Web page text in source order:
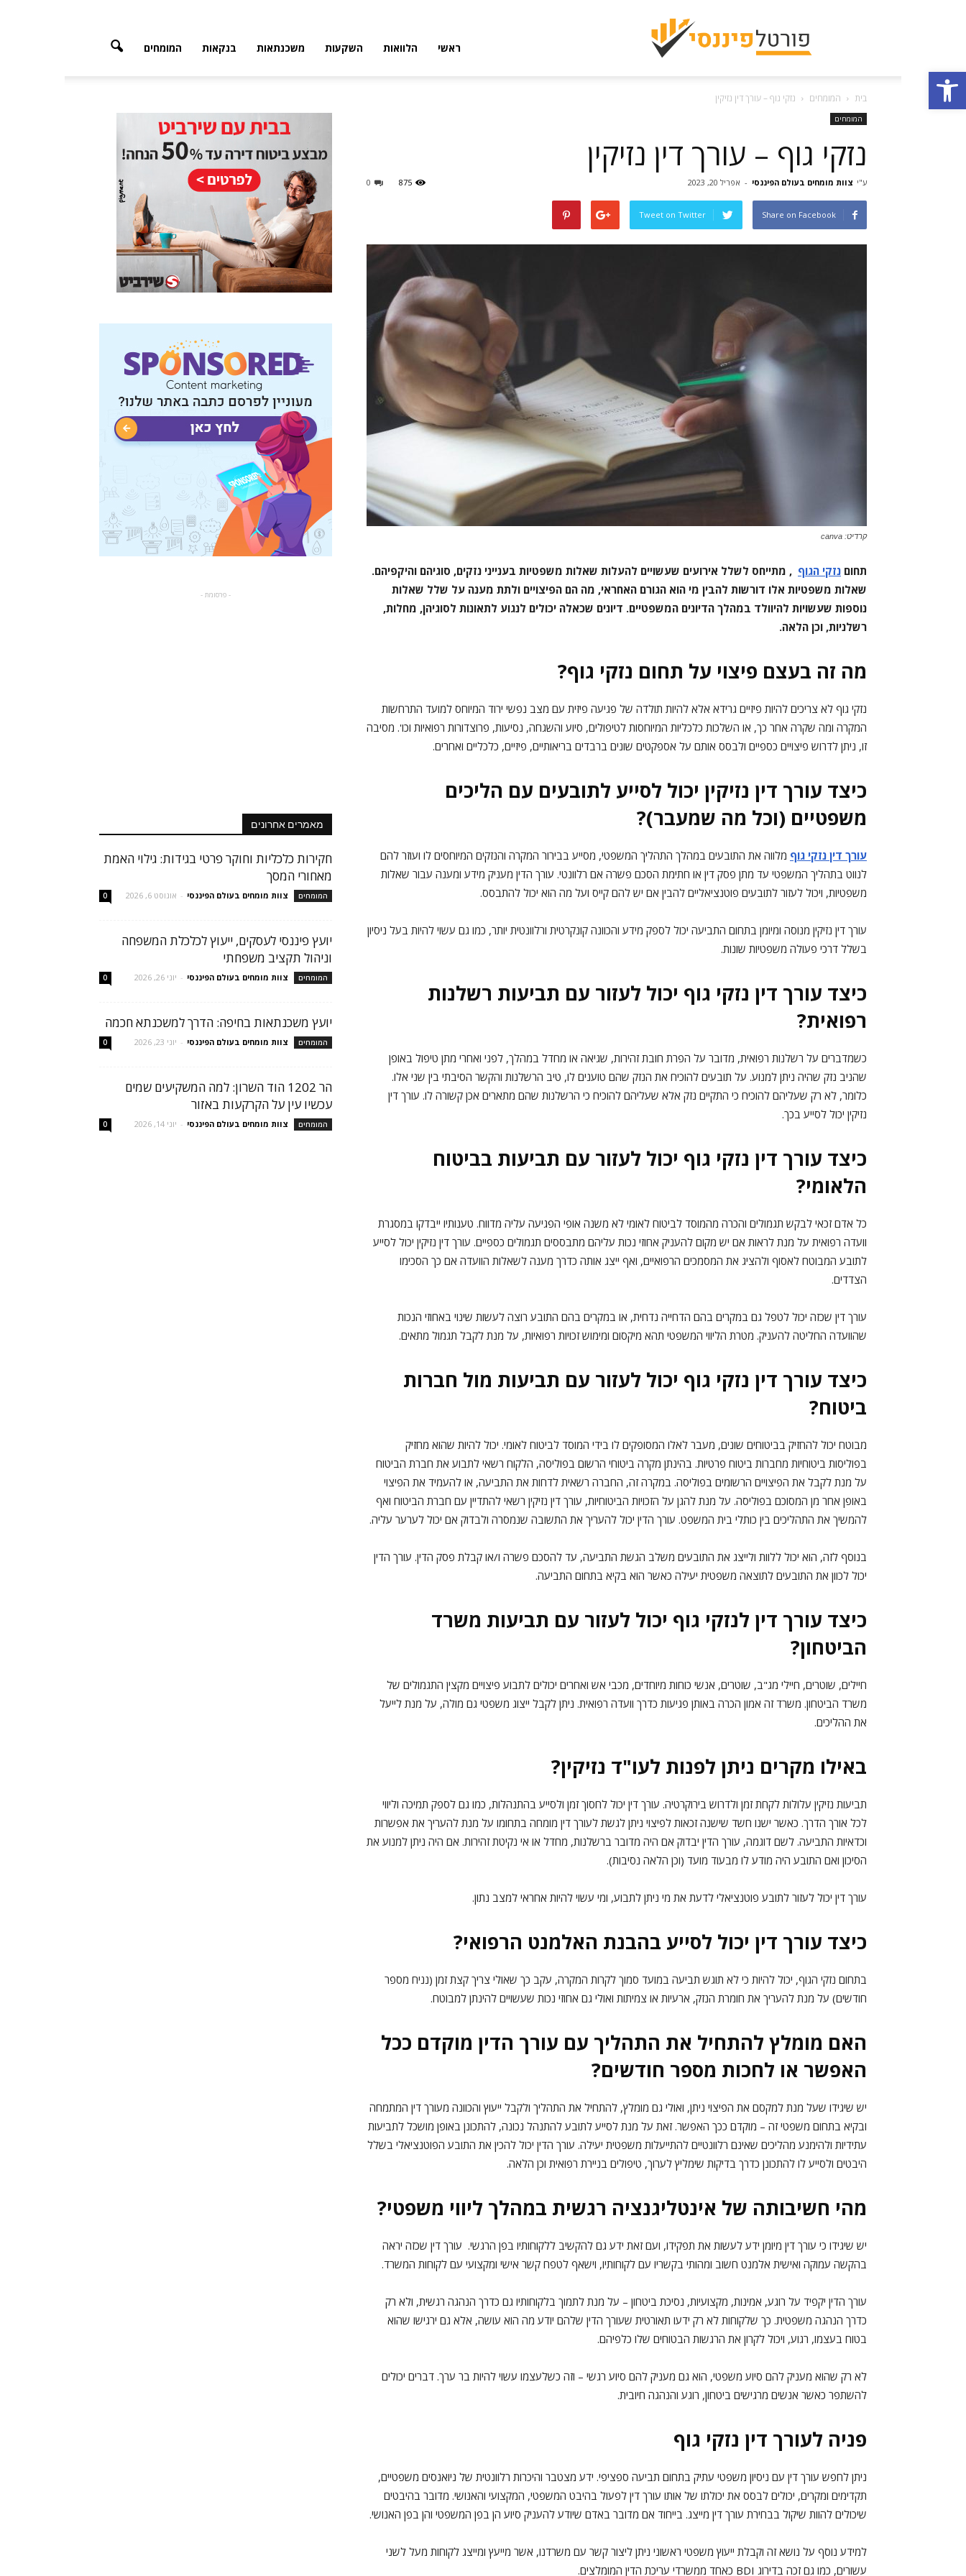
פתח סרגל נגישות
ראשי הלוואות השקעות משכנתאות בנקאות המומחים
בית המומחים נזקי גוף – עורך דין נזיקין
המומחים
נזקי גוף – עורך דין נזיקין
ע"י צוות מומחים בעולם הפיננסי - אפריל 20, 2023 0 875
Share on Facebook
Tweet on Twitter
קרדיט: canva
תחום נזקי הגוף , מתייחס לשלל אירועים שעשויים להעלות שאלות משפטיות בענייני נזקים, סוגיהם והיקפיהם.
שאלות משפטיות אלו דורשות להבין מי הוא הגורם האחראי, מה הם הפיצויים ולתת מענה על שלל שאלות
נוספות שעשויות להיוולד במהלך הדיונים המשפטיים. דיונים שכאלה יכולים לנגוע לתאונות לסוגיהן, מחלות,
רשלניות, וכן הלאה.
מה זה בעצם פיצוי על תחום נזקי גוף?
נזקי גוף לא צריכים להיות פיזיים גרידא אלא להיות תולדה של פגיעה פיזית עם מצב נפשי ירוד המיוחס למועד התרחשות
המקרה ומה שקרה אחר כך, או השלכות כלכליות המיוחסות לטיפולים, סיוע והשגחה, נסיעות, פרוצדורות רפואיות וכו'. מסיבה
זו, ניתן לדרוש פיצויים כספיים ולבסס אותם על אספקטים שונים ברבדים בריאותיים, פיזיים, כלכליים ואחרים.
כיצד עורך דין נזיקין יכול לסייע לתובעים עם הליכים
משפטיים (וכל מה שמעבר)?
עורך דין נזקי גוף מלווה את התובעים במהלך התהליך המשפטי, מסייע בבירור המקרה והנזקים המיוחסים לו ועוזר להם
לנווט בתהליך המשפטי עד מתן פסק דין או חתימת הסכם פשרה אם רלוונטי. עורך הדין מעניק מידע ומענה עבור שאלות
משפטיות, ויכול לעזור לתובעים פוטנציאליים להבין אם יש להם קייס ועל מה הוא יכול להתבסס.
עורך דין נזיקין מנוסה ומיומן בתחום התביעה יכול לספק מידע והכוונה קונקרטית ורלוונטית יותר, כמו גם עשוי להיות בעל ניסיון
בשלל דרכי פעולה משפטיות שונות.
כיצד עורך דין נזקי גוף יכול לעזור עם תביעות רשלנות
רפואית?
כשמדברים על רשלנות רפואית, מדובר על הפרת חובת זהירות, שגיאה או מחדל במהלך, לפני ואחרי מתן טיפול באופן
שהניב נזק שהיה ניתן למנוע. על תובעים להוכיח את הנזק שהם טוענים לו, טיב הרשלנות והקשר הסיבתי בין שני אלו.
כלומר, לא רק שעליהם להוכיח כי התקיים נזק אלא שעליהם להוכיח כי הרשלנות שהם מתארים אכן קשורה לו. עורך דין
נזיקין יכול לסייע בכך.
כיצד עורך דין נזקי גוף יכול לעזור עם תביעות בביטוח
הלאומי?
כל אדם זכאי לבקש תגמולים והכרה מהמוסד לביטוח לאומי לא משנה אופי הפגיעה עליה מדווח. טענותיו ייבדקו במסגרת
וועדה רפואית על מנת לראות אם יש מקום להעניק אחוזי נכות עליהם מתבססים תגמולים כספיים. עורך דין נזיקין יכול לסייע
לתובע המבוטח לאסוף ולהציג את המסמכים הרפואיים, ואף ייצג אותה כדרך מענה לשאלות הוועדה אם כך הסכימו
הצדדים.
עורך דין שכזה יכול לטפל גם במקרים בהם הדחייה נדחית, או במקרים בהם התובע רוצה לעשות שינוי באחוזי הנכות
שהוועדה החליטה להעניק. מטרת הליווי המשפטי תהא מיקסום ומימוש זכויות רפואיות, על מנת לקבל תגמול מתאים.
כיצד עורך דין נזקי גוף יכול לעזור עם תביעות מול חברות
ביטוח?
מבוטח יכול להחזיק בביטוחים שונים, מעבר לאלו המסופקים לו בידי המוסד לביטוח לאומי. יכול להיות שהוא מחזיק
בפוליסות ביטוחיות מחברות ביטוח פרטיות. בהינתן מקרה ביטוחי הרשום בפוליסה, הלקוח רשאי לתבוע את חברת הביטוח
על מנת לקבל את הפיצויים הרשומים בפוליסה. במקרה זה, החברה רשאית לדחות את התביעה, או להעמיד את הפיצוי
באופן אחר מן המסוכם בפוליסה. על מנת להגן על הזכויות הביטוחיות, עורך דין נזיקין רשאי להתדיין עם חברת הביטוח ואף
להמשיך את התהליכים בין כותלי בית המשפט. עורך הדין יכול להעריך את התשובה שנמסרה ולבדוק אם יכול לערער עליה.
בנוסף לזה, הוא יכול ללוות ולייצג את התובעים משלב הגשת התביעה, עד להסכם פשרה ו/או קבלת פסק הדין. עורך הדין
יכול לכוון את התובעים לתוצאה משפטית יעילה כאשר הוא בקיא בתחום התביעה.
כיצד עורך דין לנזקי גוף יכול לעזור עם תביעות משרד
הביטחון?
חיילים, שוטרים, חיילי מג"ב, שוטרים, אנשי כוחות מיוחדים, מכבי אש ואחרים יכולים לתבוע פיצויים מקצין התגמולים של
משרד הביטחון. משרד זה אמון הכרה באותן פגיעות כדרך וועדה רפואית. ניתן לקבל ייצוג משפטי גם מולה, על מנת לייעל
את ההליכים.
באילו מקרים ניתן לפנות לעו"ד נזיקין?
תביעות נזיקין עלולות לקחת זמן ולדרוש בירוקרטיה. עורך דין יכול לחסוך זמן ולסייע בהתנהלות, כמו גם לספק תמיכה וליווי
לכל אורך הדרך. כאשר ישנו חשד שישנה זכאות לפיצוי ניתן לגשת לעורך דין מומחה בתחומו על מנת להעריך את אפשרות
וכדאיות התביעה. לשם דוגמה, עורך הדין יבדוק אם היה מדובר ברשלנות, מחדל או אי נקיטת זהירות. אם היה ניתן למנוע את
הסיכון ואם התובע היה מודע לו מבעוד מועד (וכן הלאה נסיבות).
עורך דין יכול לעזור לתובע פוטנציאלי לדעת את מי ניתן לתבוע, ומי עשוי להיות אחראי למצב נתון.
כיצד עורך דין יכול לסייע בהבנת האלמנט הרפואי?
בתחום נזקי הגוף, יכול להיות כי לא תוגש תביעה במועד סמוך לקרות המקרה, עקב כך שאולי צריך קצת זמן (נניח מספר
חודשים) על מנת להעריך את חומרת הנזק, ארעיות או צמיתות ואולי גם אחוזי נכות שעשויים להינתן למבוטח.
האם מומלץ להתחיל את התהליך עם עורך הדין מוקדם ככל
האפשר או לחכות מספר חודשים?
יש שיגידו שעל מנת למקסם את הפיצוי ניתן, ואולי גם מומלץ, להתחיל את התהליך ולקבל ייעוץ והכוונה מעורך דין המתמחה
ובקיא בתחום משפטי זה – מוקדם ככך האפשר. זאת על מנת לסייע לתובע להתנהל נכונה, להתכונן באופן מושכל לתביעות
עתידיות ולהימנע מהליכים שאינם רלוונטיים להתייעלות משפטית יעילה. עורך הדין יכול להכין את התובע הפוטנציאלי בשלל
היבטים ולסייע לו להתכונן כדרך בדיקות שימליץ לערוך, טיפולים בניירת רפואית וכן הלאה.
מהי חשיבותה של אינטליגנציה רגשית במהלך ליווי משפטי?
יש שיגידו כי עורך דין מיומן ידע לעשות את תפקידו, ועם זאת ידע גם להקשיב ללקוחותיו בפן הרגשי. עורך דין שכזה יראה
בהקשה עמוקה ואישית אלמנט חשוב ומהותי בקשריו עם לקוחותיו, וישאף לטפח קשר אישי ומקצועי עם לקוחות המשרד.
עורך הדין יקפיד על רוגע, אמינות, מקצועיות, נסיכת ביטחון – על מנת לתמוך בלקוחותיו גם כדרך הנהגה רגשית, ולא רק
כדרך הנהגה משפטית. כך שלקוחות לא רק ידעו תאורטית שעורך הדין שלהם יודע מה הוא עושה, אלא גם ירגישו שהוא
בטוח בעצמו, רגוע, ויכול לקרון את הרגשות הבטוחים שלו כלפיהם.
לא רק שהוא מעניק להם סיוע משפטי, הוא גם מעניק להם סיוע רגשי – וזה כשלעצמו עשוי להיות בר ערך. דברים יכולים
להשתפר כאשר אנשים מרגישים ביטחון, רוגע והנהגה חיובית.
פניה לעורך דין נזקי גוף
ניתן לחפש עורך דין עם ניסיון משפטי עתיק בתחום תביעה ספציפי. ידע מצטבר והיכרות רלוונטית של ניואנסים משפטיים,
תקדימים ומקרים, יכולים לבסס את יכולתו של אותו עורך דין לפעול בהיבט המשפטי, המקצועי והאנושי. מדובר בהיבטים
שיכולים להוות שיקול בבחירת עורך דין מייצג. בייחוד אם מדובר באדם שיודע להעניק סיוע הן בפן המשפטי והן בפן האנושי.
למידע נוסף על נושא זה וקבלת ייעוץ משפטי ראשוני ניתן ליצור קשר עם משרדנו, אשר מייעץ ומייצג לקוחות מעל לשני
עשורים, כמו גם זכה בדירוג BDI כאחד ממשרדי עריכת הדין המומלצים.
- פרסומת -
מאמרים אחרונים
חקירות כלכליות וחוקר פרטי בגידות: גילוי האמת
מאחורי המסך
המומחים צוות מומחים בעולם הפיננסי - אוגוסט 6, 2026 0
יועץ פיננסי לעסקים, ייעוץ לכלכלת המשפחה
וניהול תקציב משפחתי
המומחים צוות מומחים בעולם הפיננסי - יוני 26, 2026 0
יועץ משכנתאות בחיפה: הדרך למשכנתא חכמה
המומחים צוות מומחים בעולם הפיננסי - יוני 23, 2026 0
הר 1202 הוד השרון: למה המשקיעים שמים
עכשיו עין על הקרקעות באזור
המומחים צוות מומחים בעולם הפיננסי - יוני 14, 2026 0